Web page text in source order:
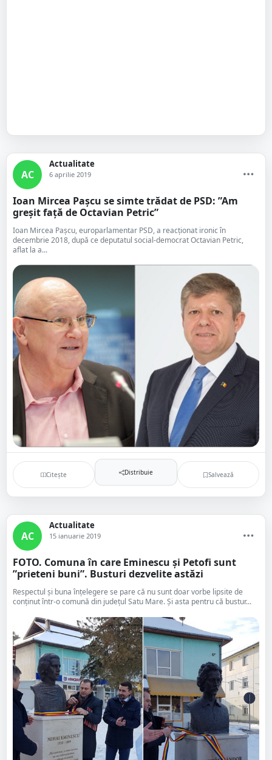
AC
Actualitate
6 aprilie 2019
Ioan Mircea Pașcu se simte trădat de PSD: ”Am
greșit față de Octavian Petric”
Ioan Mircea Pașcu, europarlamentar PSD, a reacționat ironic în
decembrie 2018, după ce deputatul social-democrat Octavian Petric,
aflat la a...
Citește Distribuie Salvează
AC
Actualitate
15 ianuarie 2019
FOTO. Comuna în care Eminescu și Petofi sunt
”prieteni buni”. Busturi dezvelite astăzi
Respectul și buna înțelegere se pare că nu sunt doar vorbe lipsite de
conținut într-o comună din județul Satu Mare. Și asta pentru că bustur...